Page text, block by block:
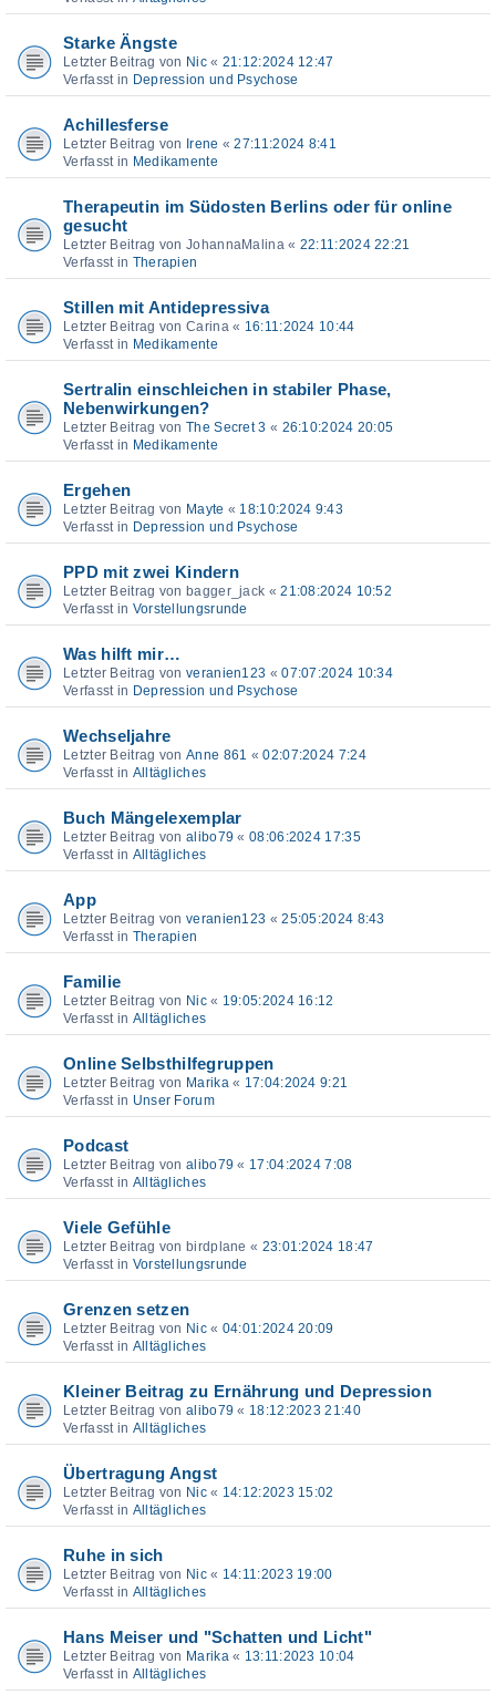
Starke Ängste
Letzter Beitrag von Nic« 21:12:2024 12:47
Verfasst in Depression und Psychose
Achillesferse
Letzter Beitrag von Irene «27:11:2024 8:41
Verfasst in Medikamente
Therapeutin im Südosten Berlins oder für online
gesucht
Letzter Beitrag vonJohannaMalina« 22:11:2024 22:21
Verfasst in Therapien
Stillen mit Antidepressiva
Letzter Beitrag vonCarina« 16:11:2024 10:44
Verfasst in Medikamente
Sertralin einschleichen in stabiler Phase,
Nebenwirkungen?
Letzter Beitrag von The Secret 3 « 26:10:2024 20:05
Verfasst in Medikamente
Ergehen
Letzter Beitrag von Mayte « 18:10:2024 9:43
Verfasst in Depression und Psychose
PPD mit zwei Kindern
Letzter Beitrag von bagger_jack «21:08:2024 10:52
Verfasst in Vorstellungsrunde
Was hilft mir…
Letzter Beitrag von veranien123 «07:07:2024 10:34
Verfasst in Depression und Psychose
Wechseljahre
Letzter Beitrag von Anne 861 «02:07:2024 7:24
Verfasst in Alltägliches
Buch Mängelexemplar
Letzter Beitrag von alibo79 «08:06:2024 17:35
Verfasst in Alltägliches
App
Letzter Beitrag von veranien123 «25:05:2024 8:43
Verfasst in Therapien
Familie
Letzter Beitrag von Nic« 19:05:2024 16:12
Verfasst in Alltägliches
Online Selbsthilfegruppen
Letzter Beitrag von Marika« 17:04:2024 9:21
Verfasst in Unser Forum
Podcast
Letzter Beitrag von alibo79 « 17:04:2024 7:08
Verfasst in Alltägliches
Viele Gefühle
Letzter Beitrag von birdplane « 23:01:2024 18:47
Verfasst in Vorstellungsrunde
Grenzen setzen
Letzter Beitrag von Nic« 04:01:2024 20:09
Verfasst in Alltägliches
Kleiner Beitrag zu Ernährung und Depression
Letzter Beitrag von alibo79 « 18:12:2023 21:40
Verfasst in Alltägliches
Übertragung Angst
Letzter Beitrag von Nic« 14:12:2023 15:02
Verfasst in Alltägliches
Ruhe in sich
Letzter Beitrag von Nic« 14:11:2023 19:00
Verfasst in Alltägliches
Hans Meiser und "Schatten und Licht"
Letzter Beitrag von Marika« 13:11:2023 10:04
Verfasst in Alltägliches